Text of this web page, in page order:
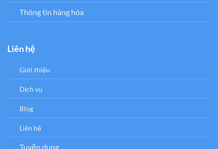
Thông tin hàng hóa
Liên hệ
Giới thiệu
Dịch vụ
Blog
Liên hệ
Tuyển dụng